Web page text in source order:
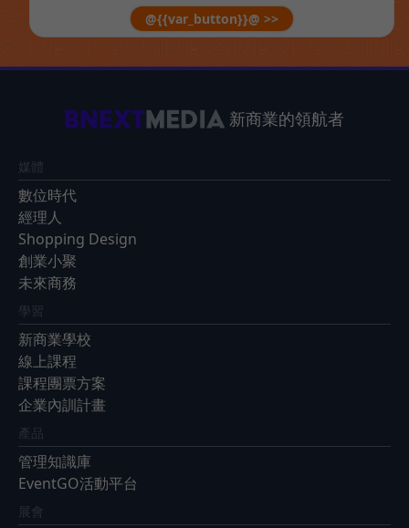
@{{var_button}}@ >>
新商業的領航者
媒體
數位時代
經理人
Shopping Design
創業小聚
未來商務
學習
新商業學校
線上課程
課程團票方案
企業內訓計畫
產品
管理知識庫
EventGO活動平台
展會